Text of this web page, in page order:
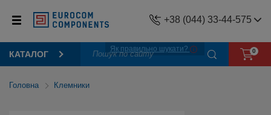
+38 (044) 33-44-575
КАТАЛОГ
Як правильно шукати? 0
Головна Клемники